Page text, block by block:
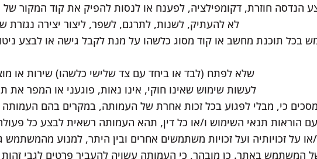
הנדסה חוזרת, דקומפילציה, לפענח או לנסות להפיק את קוד המקור
לא להעתיק, לשנות, לתרגם, לשפר, ליצור יצירה
בכל תוכנת מחשב או קוד מסוג כלשהו על מנת לקבל גישה או לבצע
שלא לפתח (לבד או ביחד עם צד שלישי כלשהו) שירות או
לעשות שימוש שאינו חוקי, אינו נאות, פוגעני או המפר את
כי, מבלי לפגוע בכל זכות אחרת של העמותה, במקרים בהם
הוראות תנאי השימוש ו/או כל דין, תהא העמותה רשאית לבצע כל
או על זכויותיה ועל זכויות משתמשים אחרים ובין היתר, למנוע
המשתמש באתר. כן מובהר, כי העמותה עשויה להעביר פרטים לגבי